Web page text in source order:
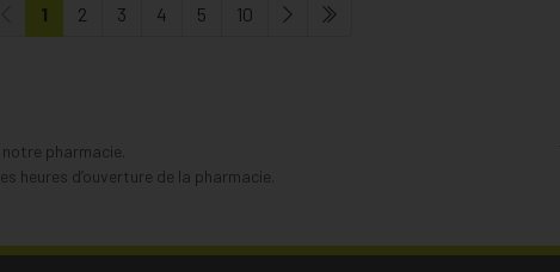
1 2 3 4 5 10
pharmacie.
heures d’ouverture de la pharmacie.